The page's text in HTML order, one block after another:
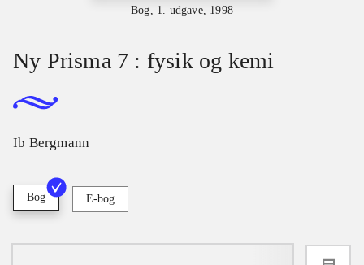
Bog, 1. udgave, 1998
Ny Prisma 7 : fysik og kemi
Ib Bergmann
Bog E-bog